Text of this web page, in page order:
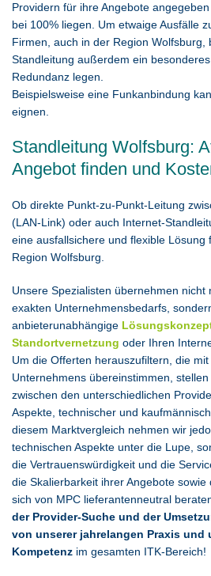
Providern für ihre Angebote
bei 100% liegen. Um etwaige Ausfälle
Firmen, auch in der Region Wolfsburg,
Standleitung außerdem ein
Redundanz legen.
Beispielsweise eine Funkanbindung
eignen.
Standleitung Wolfsburg:
Angebot finden und
Ob direkte Punkt-zu-Punkt-Leitung
(LAN-Link) oder auch Internet-
eine ausfallsichere und flexible Lösung
Region Wolfsburg.
Unsere Spezialisten übernehmen nicht
exakten Unternehmensbedarfs,
anbieterunabhängige
Standortvernetzung oder Ihren
Um die Offerten herauszufiltern, die
Unternehmens übereinstimmen,
zwischen den unterschiedlichen
Aspekte, technischer und
diesem Marktvergleich nehmen wir
technischen Aspekte unter die Lupe,
die Vertrauenswürdigkeit und die
die Skalierbarkeit ihrer Angebote
sich von MPC lieferantenneutral
der Provider-Suche und der
von unserer jahrelangen Praxis und
Kompetenz im gesamten ITK-Bereich!